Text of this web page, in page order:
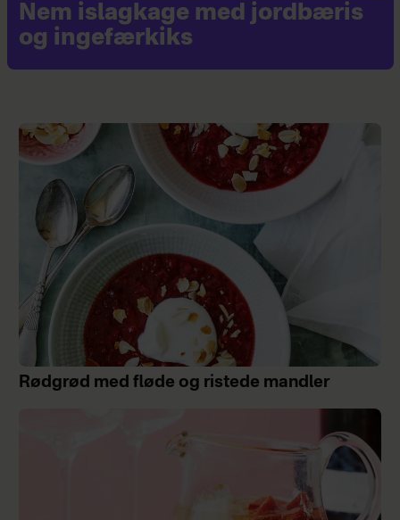
Nem islagkage med jordbæris
og ingefærkiks
Rødgrød med fløde og ristede mandler